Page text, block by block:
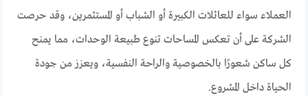
العملاء سواء للعائلات الكبيرة أو الشباب أو المستثمرين، وقد حرصت
الشركة على أن تعكس المساحات تنوع طبيعة الوحدات، مما يمنح
كل ساكن شعورًا بالخصوصية والراحة النفسية، ويعزز من جودة
الحياة داخل المشروع.